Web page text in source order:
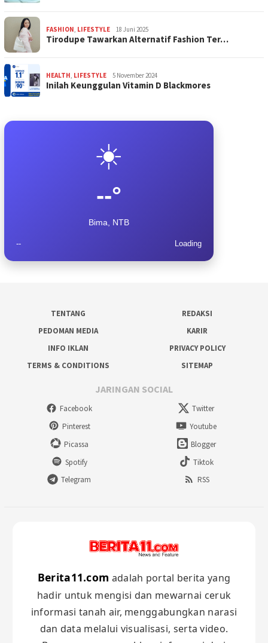
FASHION, LIFESTYLE 18 Juni 2025
Tirodupe Tawarkan Alternatif Fashion Ter…
HEALTH, LIFESTYLE 5 November 2024
Inilah Keunggulan Vitamin D Blackmores
☀️
--°
Bima, NTB
-- Loading
TENTANG
REDAKSI
PEDOMAN MEDIA
KARIR
INFO IKLAN
PRIVACY POLICY
TERMS & CONDITIONS
SITEMAP
JARINGAN SOCIAL
Facebook
Twitter
Pinterest
Youtube
Picassa
Blogger
Spotify
Tiktok
Telegram
RSS
Berita11.com adalah portal berita yang
hadir untuk mengisi dan mewarnai ceruk
informasi tanah air, menggabungkan narasi
dan data melalui visualisasi, serta video.